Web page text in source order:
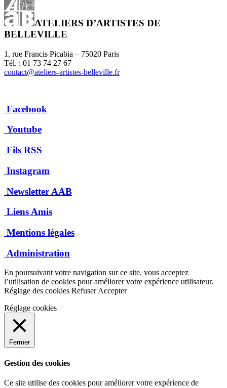
ATELIERS D’ARTISTES DE
BELLEVILLE
1, rue Francis Picabia – 75020 Paris
Tél. : 01 73 74 27 67
contact@ateliers-artistes-belleville.fr
Facebook
Youtube
Fils RSS
Instagram
Newsletter AAB
Liens Amis
Mentions légales
Administration
En poursuivant votre navigation sur ce site, vous acceptez
l’utilisation de cookies pour améliorer votre expérience utilisateur.
Réglage des cookies RefuserAccepter
Réglage cookies
Fermer
Gestion des cookies
Ce site utilise des cookies pour améliorer votre expérience de